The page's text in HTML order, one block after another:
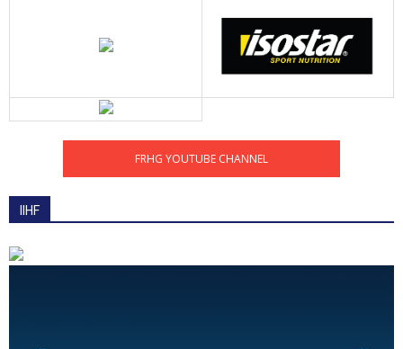
FRHG YOUTUBE CHANNEL
IIHF